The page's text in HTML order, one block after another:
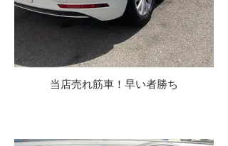
当店売れ筋車！早い者勝ち